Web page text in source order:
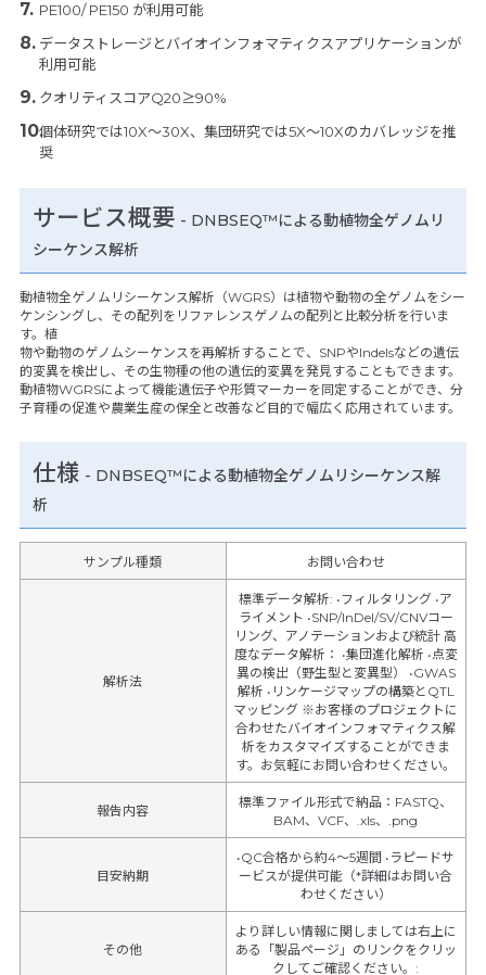
PE100/ PE150 が利用可能
データストレージとバイオインフォマティクスアプリケーションが
利用可能
クオリティスコアQ20≥90%
個体研究では10X～30X、集団研究では5X～10Xのカバレッジを推
奨
サービス概要 - DNBSEQ™による動植物全ゲノムリ
シーケンス解析
動植物全ゲノムリシーケンス解析（WGRS）は植物や動物の全ゲノムをシー
ケンシングし、その配列をリファレンスゲノムの配列と比較分析を行いま
す。植
物や動物のゲノムシーケンスを再解析することで、SNPやIndelsなどの遺伝
的変異を検出し、その生物種の他の遺伝的変異を発見することもできます。
動植物WGRSによって機能遺伝子や形質マーカーを同定することができ、分
子育種の促進や農業生産の保全と改善など目的で幅広く応用されています。
仕様 - DNBSEQ™による動植物全ゲノムリシーケンス解
析
サンプル種類 お問い合わせ
解析法
標準データ解析: •フィルタリング •ア
ライメント •SNP/InDel/SV/CNVコー
リング、アノテーションおよび統計 高
度なデータ解析： •集団進化解析 •点変
異の検出（野生型と変異型） •GWAS
解析 •リンケージマップの構築とQTL
マッピング ※お客様のプロジェクトに
合わせたバイオインフォマティクス解
析をカスタマイズすることができま
す。お気軽にお問い合わせください。
報告内容
標準ファイル形式で納品：FASTQ、
BAM、VCF、.xls、.png
目安納期
•QC合格から約4～5週間 •ラピードサ
ービスが提供可能（*詳細はお問い合
わせください）
その他
より詳しい情報に関しましては右上に
ある「製品ページ」のリンクをクリッ
クしてご確認ください。: